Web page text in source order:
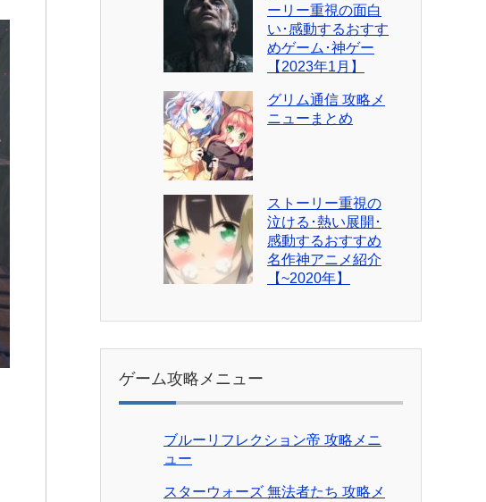
ーリー重視の面白
い･感動するおすす
めゲーム･神ゲー
【2023年1月】
グリム通信 攻略メ
ニューまとめ
ストーリー重視の
泣ける･熱い展開･
感動するおすすめ
名作神アニメ紹介
【~2020年】
ゲーム攻略メニュー
ブルーリフレクション帝 攻略メニ
ュー
スターウォーズ 無法者たち 攻略メ